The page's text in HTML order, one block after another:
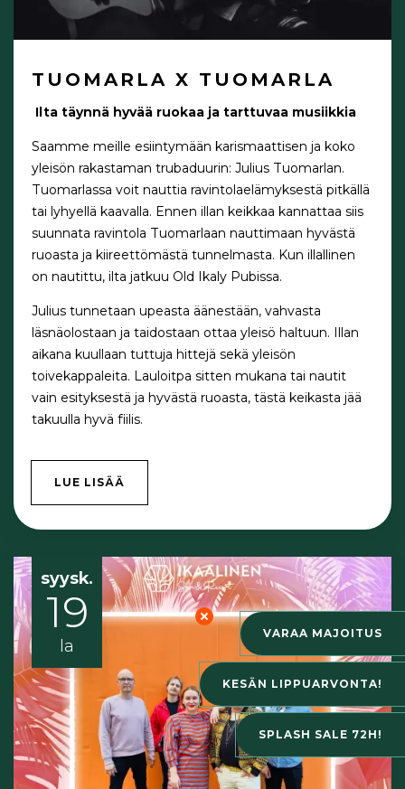
VARAA MAJOITUS
KESÄN LIPPUARVONTA!
SPLASH SALE 72H!
TUOMARLA X TUOMARLA
Ilta täynnä hyvää ruokaa ja tarttuvaa musiikkia
Saamme meille esiintymään karismaattisen ja koko
yleisön rakastaman trubaduurin: Julius Tuomarlan.
Tuomarlassa voit nauttia ravintolaelämyksestä pitkällä
tai lyhyellä kaavalla. Ennen illan keikkaa kannattaa siis
suunnata ravintola Tuomarlaan nauttimaan hyvästä
ruoasta ja kiireettömästä tunnelmasta. Kun illallinen
on nautittu, ilta jatkuu Old Ikaly Pubissa.
Julius tunnetaan upeasta äänestään, vahvasta
läsnäolostaan ja taidostaan ottaa yleisö haltuun. Illan
aikana kuullaan tuttuja hittejä sekä yleisön
toivekappaleita. Lauloitpa sitten mukana tai nautit
vain esityksestä ja hyvästä ruoasta, tästä keikasta jää
takuulla hyvä fiilis.
LUE LISÄÄ
syysk.
19
la